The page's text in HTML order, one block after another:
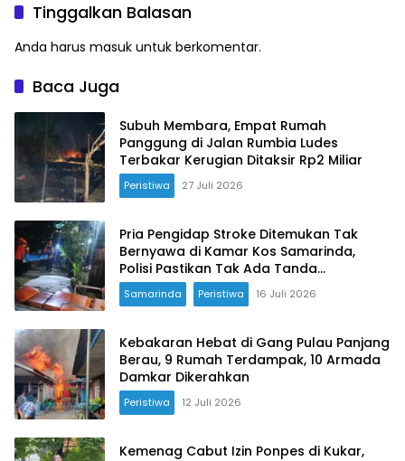
Tinggalkan Balasan
Anda harus masuk untuk berkomentar.
Baca Juga
Subuh Membara, Empat Rumah
Panggung di Jalan Rumbia Ludes
Terbakar Kerugian Ditaksir Rp2 Miliar
Peristiwa 27 Juli 2026
Pria Pengidap Stroke Ditemukan Tak
Bernyawa di Kamar Kos Samarinda,
Polisi Pastikan Tak Ada Tanda
Kekerasan
Samarinda Peristiwa 16 Juli 2026
Kebakaran Hebat di Gang Pulau Panjang
Berau, 9 Rumah Terdampak, 10 Armada
Damkar Dikerahkan
Peristiwa 12 Juli 2026
Kemenag Cabut Izin Ponpes di Kukar,